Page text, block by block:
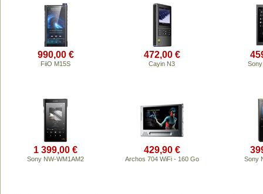
990,00 €
FiiO M15S
472,00 €
Cayin N3
1 399,00 €
Sony NW-WM1AM2
429,90 €
Archos 704 WiFi - 160 Go Sony